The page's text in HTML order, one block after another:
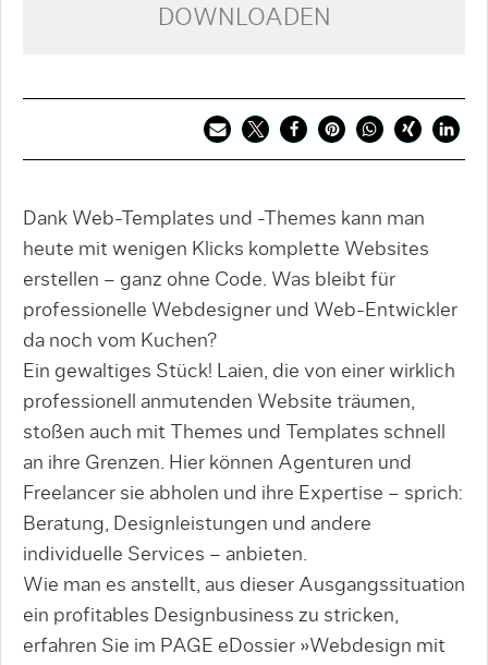
DOWNLOADEN
Dank Web-Templates und -Themes kann man
heute mit wenigen Klicks komplette Websites
erstellen – ganz ohne Code. Was bleibt für
professionelle Webdesigner und Web-Entwickler
da noch vom Kuchen?
Ein gewaltiges Stück! Laien, die von einer wirklich
professionell anmutenden Website träumen,
stoßen auch mit Themes und Templates schnell
an ihre Grenzen. Hier können Agenturen und
Freelancer sie abholen und ihre Expertise – sprich:
Beratung, Designleistungen und andere
individuelle Services – anbieten.
Wie man es anstellt, aus dieser Ausgangssituation
ein profitables Designbusiness zu stricken,
erfahren Sie im PAGE eDossier »Webdesign mit